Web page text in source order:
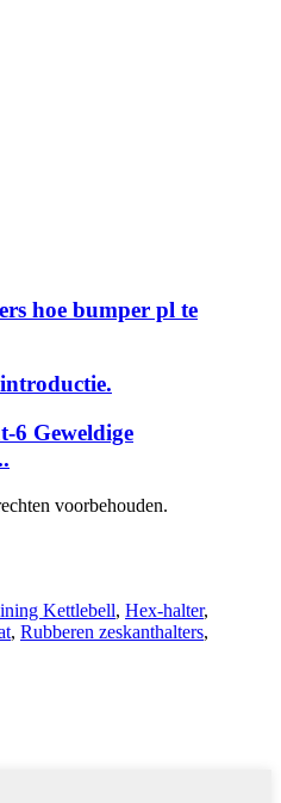
hoe bumper pl te
6 Geweldige
voorbehouden.
Kettlebell, Hex-halter,
, Rubberen zeskanthalters,